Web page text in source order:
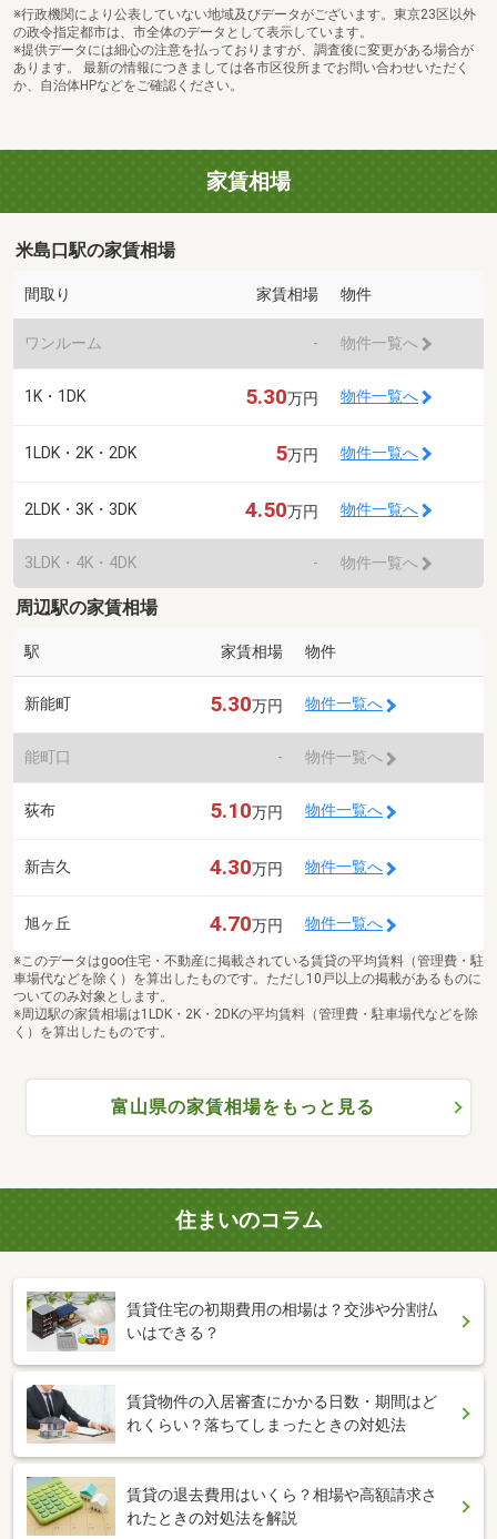
※行政機関により公表していない地域及びデータがございます。東京23区以外
の政令指定都市は、市全体のデータとして表示しています。
※提供データには細心の注意を払っておりますが、調査後に変更がある場合が
あります。 最新の情報につきましては各市区役所までお問い合わせいただく
か、自治体HPなどをご確認ください。
家賃相場
米島口駅の家賃相場
間取り 家賃相場 物件
ワンルーム - 物件一覧へ
1K・1DK 5.30万円 物件一覧へ
1LDK・2K・2DK 5万円 物件一覧へ
2LDK・3K・3DK 4.50万円 物件一覧へ
3LDK・4K・4DK - 物件一覧へ
周辺駅の家賃相場
駅 家賃相場 物件
新能町 5.30万円 物件一覧へ
能町口 - 物件一覧へ
荻布 5.10万円 物件一覧へ
新吉久 4.30万円 物件一覧へ
旭ヶ丘 4.70万円 物件一覧へ
※このデータはgoo住宅・不動産に掲載されている賃貸の平均賃料（管理費・駐
車場代などを除く）を算出したものです。ただし10戸以上の掲載があるものに
ついてのみ対象とします。
※周辺駅の家賃相場は1LDK・2K・2DKの平均賃料（管理費・駐車場代などを除
く）を算出したものです。
富山県の家賃相場をもっと見る
住まいのコラム
賃貸住宅の初期費用の相場は？交渉や分割払
いはできる？
賃貸物件の入居審査にかかる日数・期間はど
れくらい？落ちてしまったときの対処法
賃貸の退去費用はいくら？相場や高額請求さ
れたときの対処法を解説